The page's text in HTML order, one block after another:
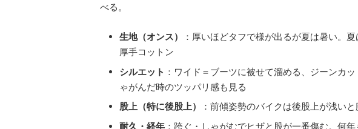
べる。
生地（オンス）
：厚いほどタフで様が出るが夏は暑い。
厚手コットン
シルエット ：ワイド＝ブーツに被せて溜める、ジーンカ
ゃがんだ時のツッパリ感も見る
股上（特に後股上）
：前傾姿勢のバイクは後股上が浅い
耐久・経年：跨ぐ・しゃがむでヒザと股が一番傷む。何